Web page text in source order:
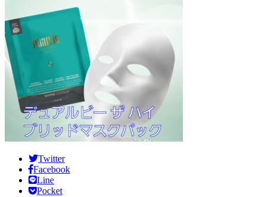
Twitter
Facebook
Line
Pocket